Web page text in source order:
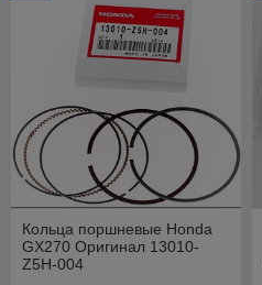
Кольца поршневые Honda
GX270 Oригинал 13010-
Z5H-004